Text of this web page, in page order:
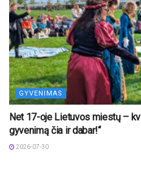
GYVENIMAS
Net 17-oje Lietuvos miestų –
gyvenimą čia ir dabar!“
2026-07-30